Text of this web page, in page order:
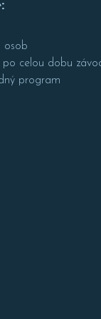
osob
po celou dobu
program